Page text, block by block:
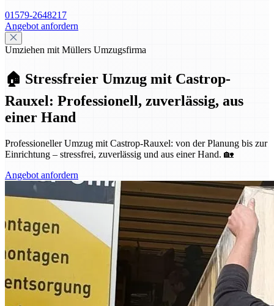
01579-2648217
Angebot anfordern
Umziehen mit Müllers Umzugsfirma
🏠 Stressfreier Umzug mit Castrop-
Rauxel: Professionell, zuverlässig, aus
einer Hand
Professioneller Umzug mit Castrop-Rauxel: von der Planung bis zur
Einrichtung – stressfrei, zuverlässig und aus einer Hand. 🏡
Angebot anfordern